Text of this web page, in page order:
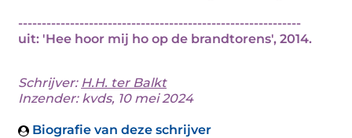
------------------------------------------------------------
uit: 'Hee hoor mij ho op de brandtorens', 2014.
Schrijver: H.H. ter Balkt
Inzender: kvds, 10 mei 2024
Biografie van deze schrijver